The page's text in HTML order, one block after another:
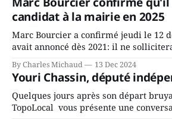
candidat à la mairie en 2025
Marc Bourcier a confirmé jeudi le 12
avait annoncé dès 2021: il ne
fait l’annonce en s’adressant aux
rassemblés en soirée pour leur
By Charles Michaud 13 Dec 2024
Youri Chassin, député
Quelques jours après son départ
TopoLocal vous présente une